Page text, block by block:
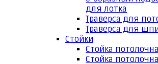
для лотка
Траверса для
Траверса для
Стойки
Стойка
Стойка